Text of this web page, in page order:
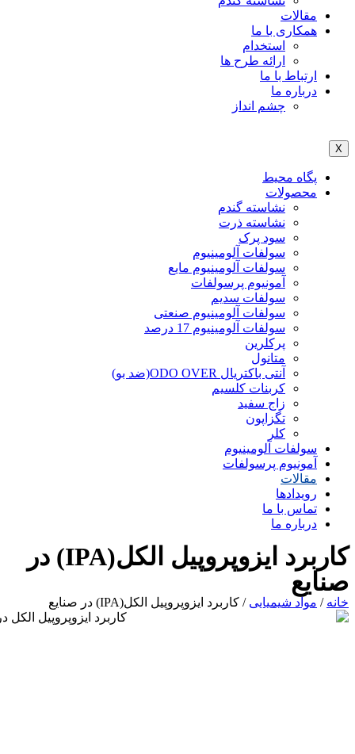
مقالات
همکاری با ما
استخدام
ارائه طرح ها
ارتباط با ما
درباره ما
چشم انداز
X
پگاه محیط
محصولات
نشاسته گندم
نشاسته ذرت
سود پرک
سولفات آلومینیوم
سولفات آلومینیوم مایع
آمونیوم پرسولفات
سولفات سدیم
سولفات آلومینیوم صنعتی
سولفات آلومینیوم 17 درصد
پرکلرین
متانول
آنتی باکتریال ODO OVER(ضد بو)
کربنات کلسیم
زاج سفید
تگزاپون
کلر
سولفات آلومینیوم
آمونیوم پرسولفات
مقالات
رویدادها
تماس با ما
درباره ما
کاربرد ایزوپروپیل الکل(IPA) در
صنایع
خانه / مواد شیمیایی / کاربرد ایزوپروپیل الکل(IPA) در صنایع